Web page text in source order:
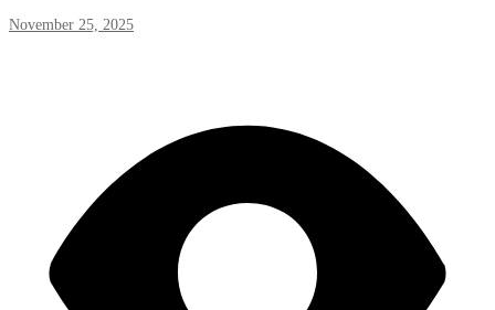
November 25, 2025